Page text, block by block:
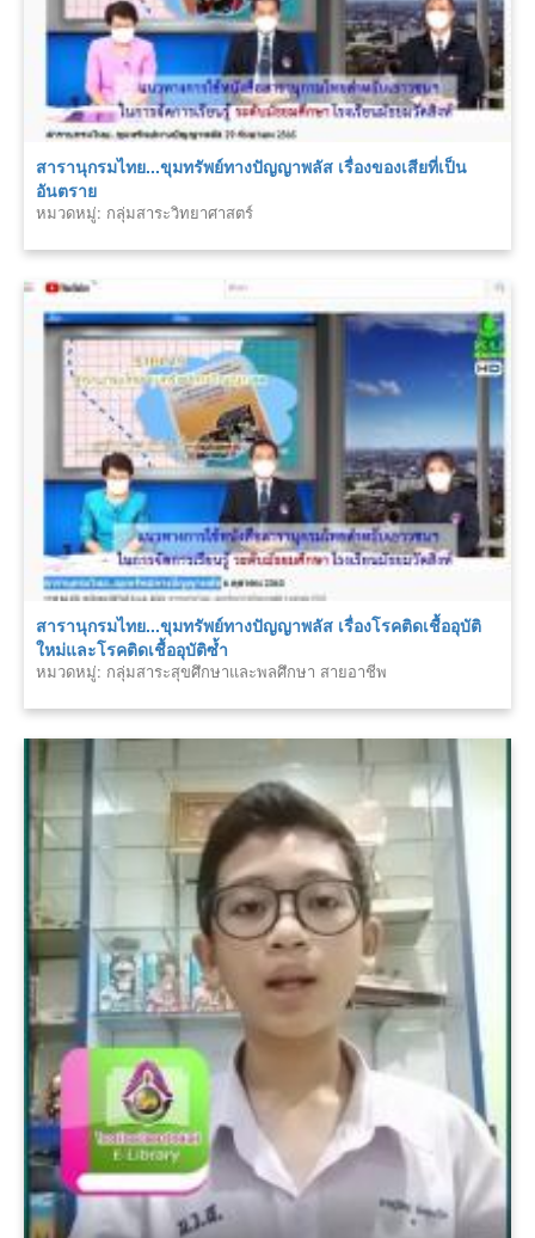
สารานุกรมไทย...ขุมทรัพย์ทางปัญญาพลัส เรื่องของเสียที่เป็น
อันตราย
หมวดหมู่: กลุ่มสาระวิทยาศาสตร์
สารานุกรมไทย...ขุมทรัพย์ทางปัญญาพลัส เรื่องโรคติดเชื้ออุบัติ
ใหม่และโรคติดเชื้ออุบัติซ้ำ
หมวดหมู่: กลุ่มสาระสุขศึกษาและพลศึกษา สายอาชีพ